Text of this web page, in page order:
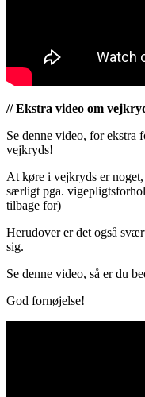
// Ekstra video om
Se denne video, for ekstra
vejkryds!
At køre i vejkryds er
særligt pga.
tilbage for)
Herudover er det også
sig.
Se denne video, så er du
God fornøjelse!